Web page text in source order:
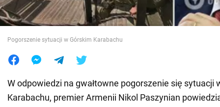
Jedzenie
Pogorszenie sytuacji w Górskim Karabachu
W odpowiedzi na gwałtowne pogorszenie się sytuacji
Karabachu, premier Armenii Nikol Paszynian